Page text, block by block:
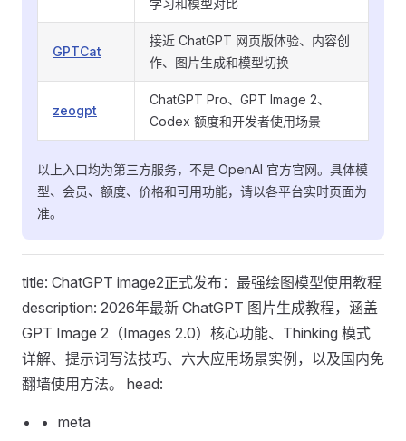
学习和模型对比
GPTCat
接近 ChatGPT 网页版体验、内容创
作、图片生成和模型切换
zeogpt
ChatGPT Pro、GPT Image 2、
Codex 额度和开发者使用场景
以上入口均为第三方服务，不是 OpenAI 官方官网。具体模
型、会员、额度、价格和可用功能，请以各平台实时页面为
准。
title: ChatGPT image2正式发布：最强绘图模型使用教程
description: 2026年最新 ChatGPT 图片生成教程，涵盖
GPT Image 2（Images 2.0）核心功能、Thinking 模式
详解、提示词写法技巧、六大应用场景实例，以及国内免
翻墙使用方法。 head:
meta